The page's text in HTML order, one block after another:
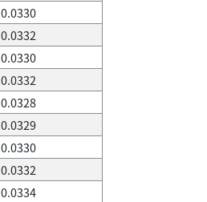
0.0330
0.0332
0.0330
0.0332
0.0328
0.0329
0.0330
0.0332
0.0334